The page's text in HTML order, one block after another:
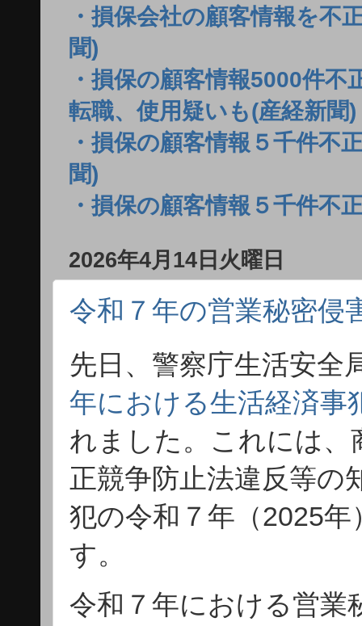
・損保会社の顧客情報を
聞)
・損保の顧客情報5000件
転職、使用疑いも(産経新聞)
・損保の顧客情報５千件
聞)
・損保の顧客情報５千件不
2026年4月14日火曜日
令和７年の営業秘密侵
先日、警察庁生活安全
年における生活経済事
れました。
これには、
正競争防止法違反等の
犯の令和７年（2025
す。
令和７年における営業